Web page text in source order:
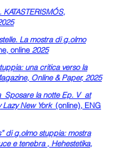
La mostra di g.olmo
online 2025
una critica verso la
Online & Paper, 2025
Sposare la notte Ep. V at
New York (online), ENG
di g.olmo stuppia: mostra
e tenebra , Hehestetika,